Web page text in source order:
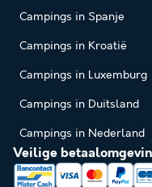
Campings in Spanje
Campings in Kroatië
Campings in Luxemburg
Campings in Duitsland
Campings in Nederland
Veilige